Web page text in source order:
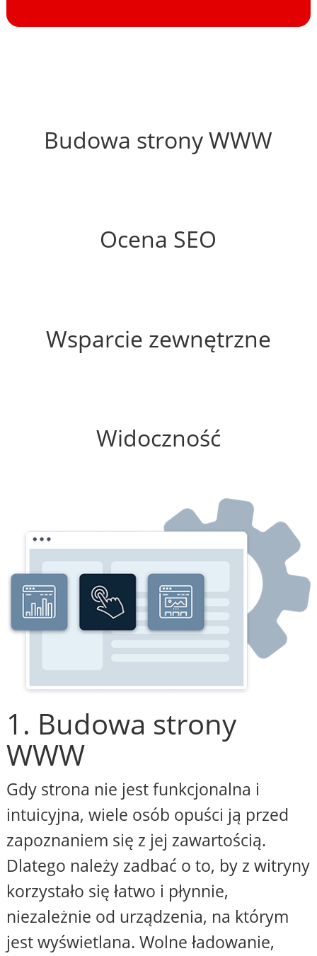
Budowa strony WWW
Ocena SEO
Wsparcie zewnętrzne
Widoczność
1. Budowa strony
WWW
Gdy strona nie jest funkcjonalna i
intuicyjna, wiele osób opuści ją przed
zapoznaniem się z jej zawartością.
Dlatego należy zadbać o to, by z witryny
korzystało się łatwo i płynnie,
niezależnie od urządzenia, na którym
jest wyświetlana. Wolne ładowanie,